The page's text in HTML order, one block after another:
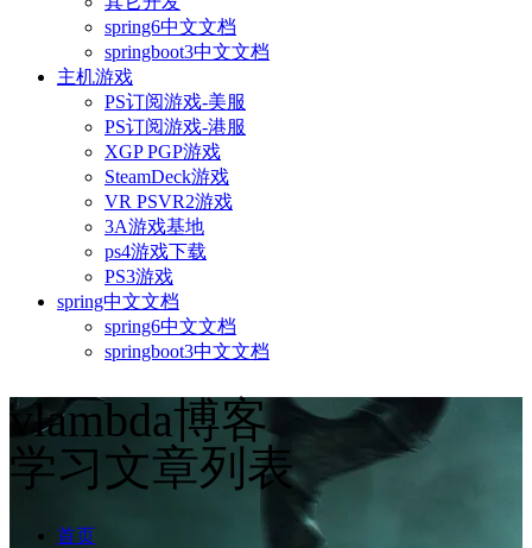
spring6中文文档
springboot3中文文档
主机游戏
PS订阅游戏-美服
PS订阅游戏-港服
XGP PGP游戏
SteamDeck游戏
VR PSVR2游戏
3A游戏基地
ps4游戏下载
PS3游戏
spring中文文档
spring6中文文档
springboot3中文文档
vlambda博客
学习文章列表
首页